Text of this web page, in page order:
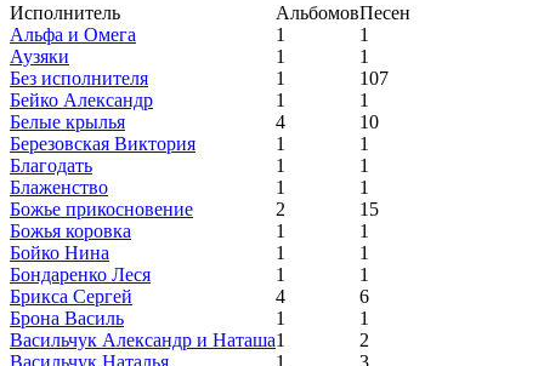
Исполнитель
АльбомовПесен
Альфа и Омега
1
1
Аузяки
1
1
Без исполнителя
1
107
Бейко Александр
1
1
Белые крылья
4
10
Березовская Виктория
1
1
Благодать
1
1
Блаженство
1
1
Божье прикосновение
2
15
Божья коровка
1
1
Бойко Нина
1
1
Бондаренко Леся
1
1
Брикса Сергей
4
6
Брона Василь
1
1
Васильчук Александр и Наташа1
2
Васильчук Наталья
1
3